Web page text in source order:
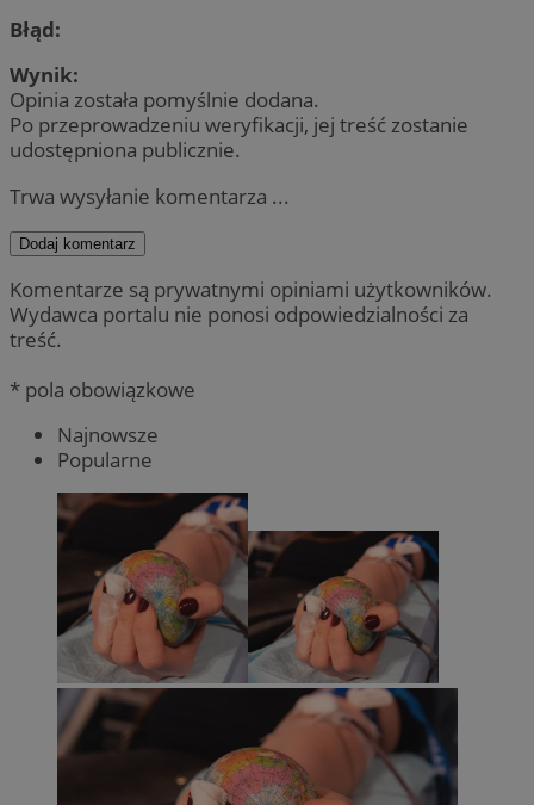
Błąd:
Wynik:
Opinia została pomyślnie dodana.
Po przeprowadzeniu weryfikacji, jej treść zostanie
udostępniona publicznie.
Trwa wysyłanie komentarza ...
Dodaj komentarz
Komentarze są prywatnymi opiniami użytkowników.
Wydawca portalu nie ponosi odpowiedzialności za
treść.
* pola obowiązkowe
Najnowsze
Popularne